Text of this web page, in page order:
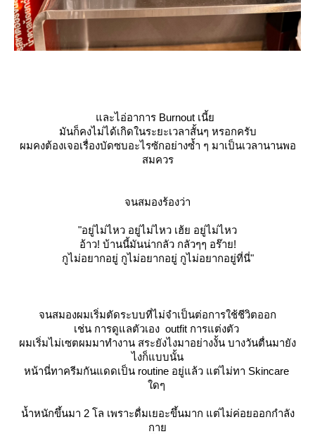
ละไอ่อาการ Burnout เนี้
มันก็คงไม่ได้เกิดในระยะเวลาสั้นๆ หรอกครับ
ผมคงต้องเจอเรื่องบัดซบอะไรซักอย่างซ้ำ ๆ มาเป็นเวลานานพอ
สมควร
จนสมองร้องว่า
"อยู่ไม่ไหว อยู่ไม่ไหว เฮ้ย อยู่ไม่ไหว
อ้าว! บ้านนี้มันน่ากลัว กลัวๆๆ อร๊าย!
กูไม่อยากอยู่ กูไม่อยากอยู่ กูไม่อยากอยู่ที่นี่"
จนสมองผมเริ่มตัดระบบที่ไม่จำเป็นต่อการใช้ชีวิตออก
เช่น การดูแลตัวเอง outfit การแต่งตัว
ผมเริ่มไม่เซตผมมาทำงาน สระยังไงมาอย่างงั้น บางวันตื่นมายัง
ไงก็แบบนั้น
หน้านี่ทาครีมกันแดดเป็น routine อยู่แล้ว แต่ไม่ทา Skincare
ดๆ
น้ำหนักขึ้นมา 2 โล เพราะดื่มเยอะขึ้นมาก แต่ไม่ค่อยออกกำลัง
กา